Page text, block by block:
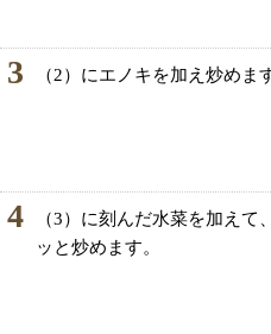
3 （2）にエノキを加え炒めま
4
（3）に刻んだ水菜を加えて
ッと炒めます。